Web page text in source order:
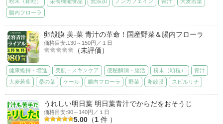
腸内フローラ
卵殻膜 美-菜 青汁の革命！国産野菜＆腸内フローラ
価格目安:130～150円／１日
（未評価）
健康維持・増進 美肌・スキンケア 便秘解消・腸活 粉末（顆粒）
青汁
大麦若葉
桑の葉 ケール 腸内フローラ 野菜 卵殻膜 スピルリナ
うれしい明日葉 明日葉青汁でからだをおそうじ
価格目安:90～140円／１日
5.00 （1 件 ）